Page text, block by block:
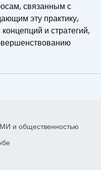
связанным с
эту практику,
и стратегий,
и общественностью